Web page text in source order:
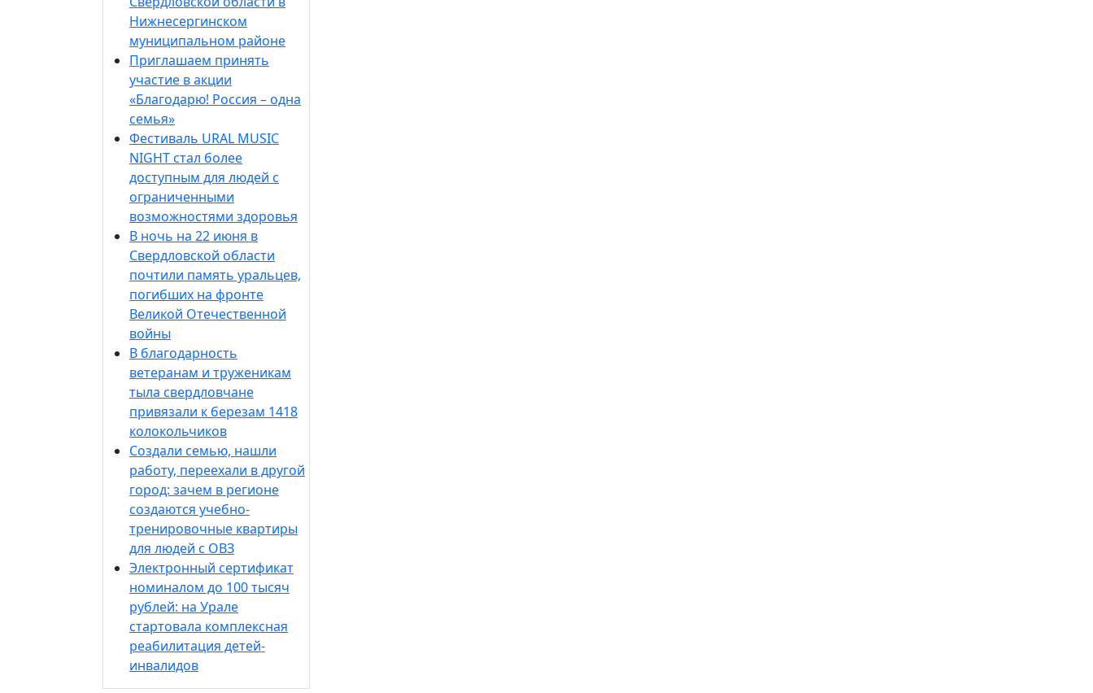
Нижнесергинском
муниципальном районе
Приглашаем принять
участие в акции
«Благодарю! Россия – одна
семья»
Фестиваль URAL MUSIC
NIGHT стал более
доступным для людей с
ограниченными
возможностями здоровья
В ночь на 22 июня в
Свердловской области
почтили память уральцев,
погибших на фронте
Великой Отечественной
войны
В благодарность
ветеранам и труженикам
тыла свердловчане
привязали к березам 1418
колокольчиков
Создали семью, нашли
работу, переехали в другой
город: зачем в регионе
создаются учебно-
тренировочные квартиры
для людей с ОВЗ
Электронный сертификат
номиналом до 100 тысяч
рублей: на Урале
стартовала комплексная
реабилитация детей-
инвалидов